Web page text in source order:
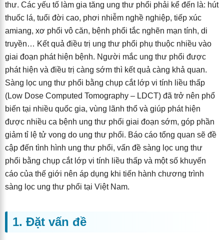
thư. Các yếu tố làm gia tăng ung thư phổi phải kể đến là: hút
thuốc lá, tuổi đời cao, phơi nhiễm nghề nghiệp, tiếp xúc
amiang, xơ phổi vô căn, bệnh phổi tắc nghẽn mạn tính, di
truyền… Kết quả điều trị ung thư phổi phụ thuộc nhiều vào
giai đoạn phát hiện bệnh. Người mắc ung thư phổi được
phát hiện và điều trị càng sớm thì kết quả càng khả quan.
Sàng lọc ung thư phổi bằng chụp cắt lớp vi tính liều thấp
(Low Dose Computed Tomography – LDCT) đã trở nên phổ
biến tại nhiều quốc gia, vùng lãnh thổ và giúp phát hiện
được nhiều ca bệnh ung thư phổi giai đoạn sớm, góp phần
giảm tỉ lệ tử vong do ung thư phổi. Báo cáo tổng quan sẽ đề
cập đến tình hình ung thư phổi, vấn đề sàng lọc ung thư
phổi bằng chụp cắt lớp vi tính liều thấp và một số khuyến
cáo của thế giới nên áp dụng khi tiến hành chương trình
sàng lọc ung thư phổi tại Việt Nam.
1. Đặt vấn đề